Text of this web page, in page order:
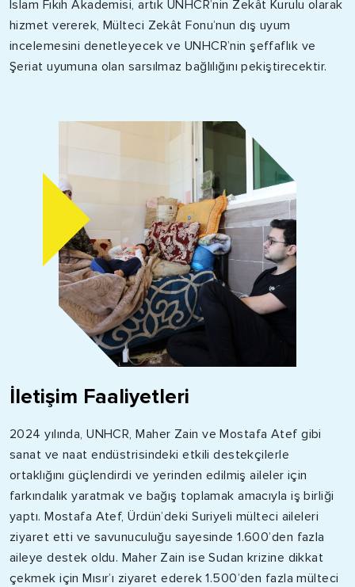
İslam Fıkıh Akademisi, artık UNHCR’nin Zekât Kurulu olarak
hizmet vererek, Mülteci Zekât Fonu’nun dış uyum
incelemesini denetleyecek ve UNHCR’nin şeffaflık ve
Şeriat uyumuna olan sarsılmaz bağlılığını pekiştirecektir.
İletişim Faaliyetleri
2024 yılında, UNHCR, Maher Zain ve Mostafa Atef gibi
sanat ve naat endüstrisindeki etkili destekçilerle
ortaklığını güçlendirdi ve yerinden edilmiş aileler için
farkındalık yaratmak ve bağış toplamak amacıyla iş birliği
yaptı. Mostafa Atef, Ürdün’deki Suriyeli mülteci aileleri
ziyaret etti ve savunuculuğu sayesinde 1.600’den fazla
aileye destek oldu. Maher Zain ise Sudan krizine dikkat
çekmek için Mısır’ı ziyaret ederek 1.500’den fazla mülteci